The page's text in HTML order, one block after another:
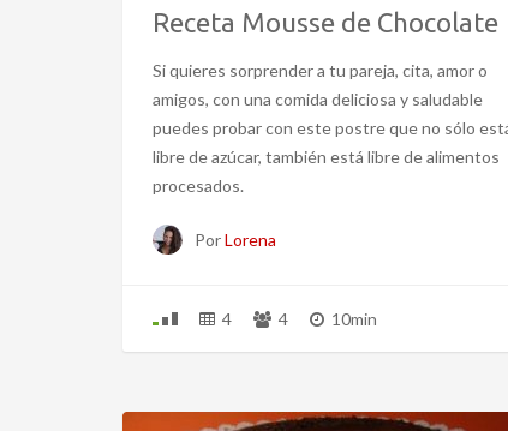
Receta Mousse de Chocolate
Si quieres sorprender a tu pareja, cita, amor o
amigos, con una comida deliciosa y saludable
puedes probar con este postre que no sólo
libre de azúcar, también está libre de alimentos
procesados.
PorLorena
4 4 10min